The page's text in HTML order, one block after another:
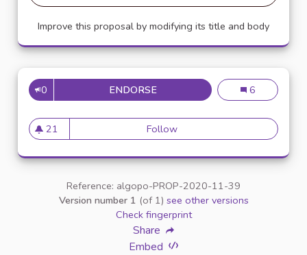
Improve this proposal by modifying its title and body
0 ENDORSE 21
6
21
21 followers
Follow21
Reference: algopo-PROP-2020-11-39
Version number 1 (of 1) see other versions
Check fingerprint
Share
Embed